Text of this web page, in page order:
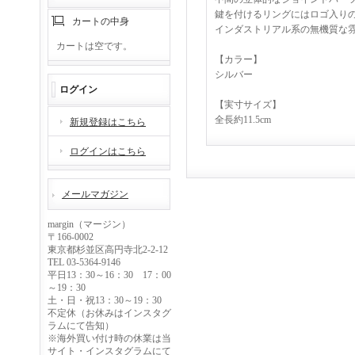
カートの中身
カートは空です。
ログイン
新規登録はこちら
ログインはこちら
メールマガジン
margin（マージン）
〒166-0002
東京都杉並区高円寺北2-2-12
TEL 03-5364-9146
平日13：30～16：30 17：00
～19：30
土・日・祝13：30～19：30
不定休（お休みはインスタグ
ラムにて告知）
※海外買い付け時の休業は当
サイト・インスタグラムにて
鍵を付けるリングにはロゴ入り
インダストリアル系の無機質な
【カラー】
シルバー
【実寸サイズ】
全長約11.5cm